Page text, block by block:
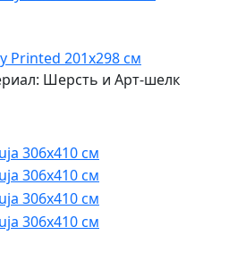
Printed 201x298 см
Шерсть и Арт-шелк